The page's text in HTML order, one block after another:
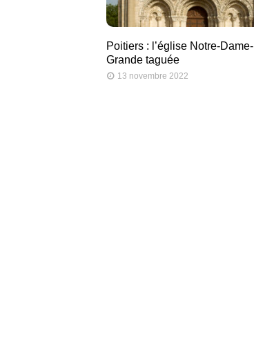
Poitiers : l’église Notre-
Grande taguée
13 novembre 2022